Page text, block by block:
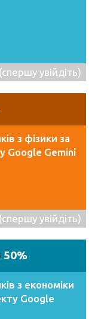
увійдіть)
з фізики за
Google Gemini
увійдіть)
50%
з економіки
Google